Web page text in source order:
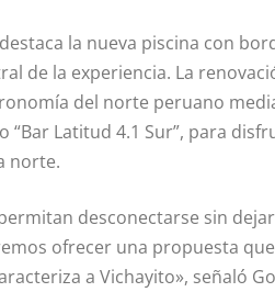
la nueva piscina con
de la experiencia. La
del norte peruano
“Bar Latitud 4.1 Sur”, para
norte.
desconectarse sin
ofrecer una propuesta
a Vichayito», señaló